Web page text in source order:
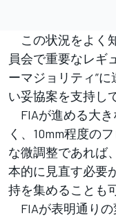
この状況をよく
員会で重要なレギ
ーマジョリティ”
い妥協案を支持し
FIAが進める大き
く、10mm程度の
な微調整であれば
本的に見直す必要
持を集めることも
FIAが表明通りの